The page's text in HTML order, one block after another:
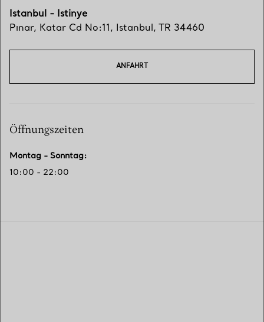
Istanbul - Istinye
Pınar, Katar Cd No:11, Istanbul, TR 34460
ANFAHRT
Öffnungszeiten
Montag - Sonntag:
10:00 - 22:00